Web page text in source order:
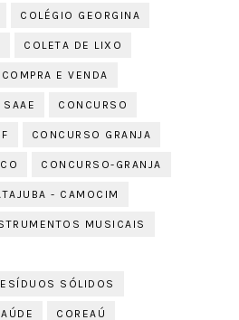
COLÉGIO GEORGINA
COLETA DE LIXO
COMPRA E VENDA
CONCURSO
CONCURSO GRANJA
CONCURSO-GRANJA
- CAMOCIM
MUSICAIS
SÓLIDOS
COREAÚ